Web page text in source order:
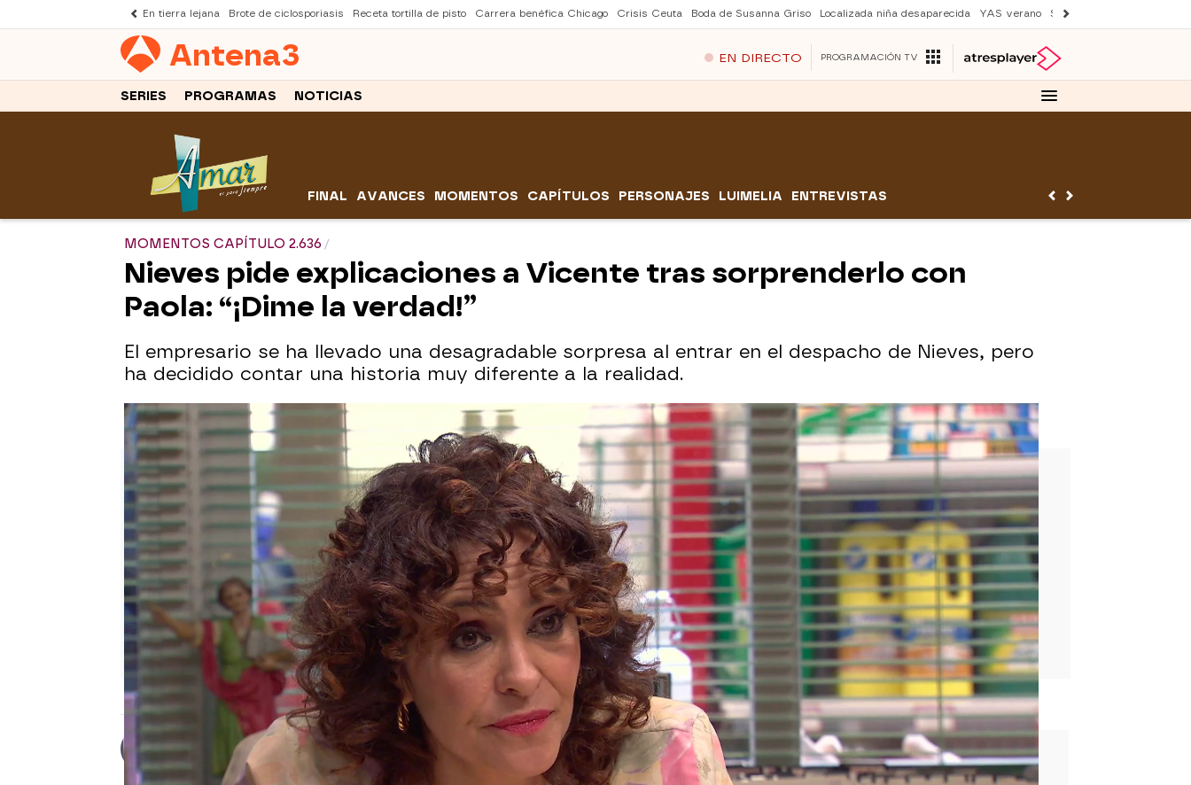
En tierra lejana Brote de ciclosporiasis Receta tortilla de pisto Carrera benéfica Chicago Crisis Ceuta Boda de Susanna Griso Localizada niña desaparecida YAS verano Suri y Tom Cruise
Antena3 EN DIRECTO PROGRAMACIÓN TV
SERIES PROGRAMAS NOTICIAS
FINAL AVANCES MOMENTOS CAPÍTULOS PERSONAJES LUIMELIA ENTREVISTAS
MOMENTOS CAPÍTULO 2.636
Nieves pide explicaciones a Vicente tras sorprenderlo con
Paola: “¡Dime la verdad!”
El empresario se ha llevado una desagradable sorpresa al entrar en el despacho de Nieves, pero
ha decidido contar una historia muy diferente a la realidad.
Nieves y Andrea se reconcilian y miran juntas hacia el futuro: “¡Somos las Sanabria contra el mundo!”
Desirée Castillo
Publicado:06 de junio de 2023, 17:09
WhatsappFacebook
X Flipboard